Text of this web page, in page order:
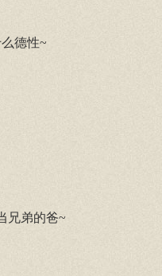
德性~
兄弟的爸~